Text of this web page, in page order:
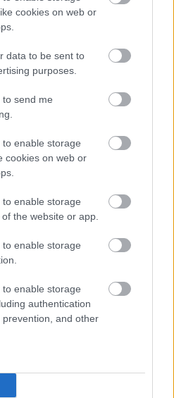
cookies on web or
data to be sent to
purposes.
to send me
enable storage
cookies on web or
enable storage
the website or app.
enable storage
enable storage
authentication
and other
|| Αγορές
Πάνω από τα
|| Αγορές